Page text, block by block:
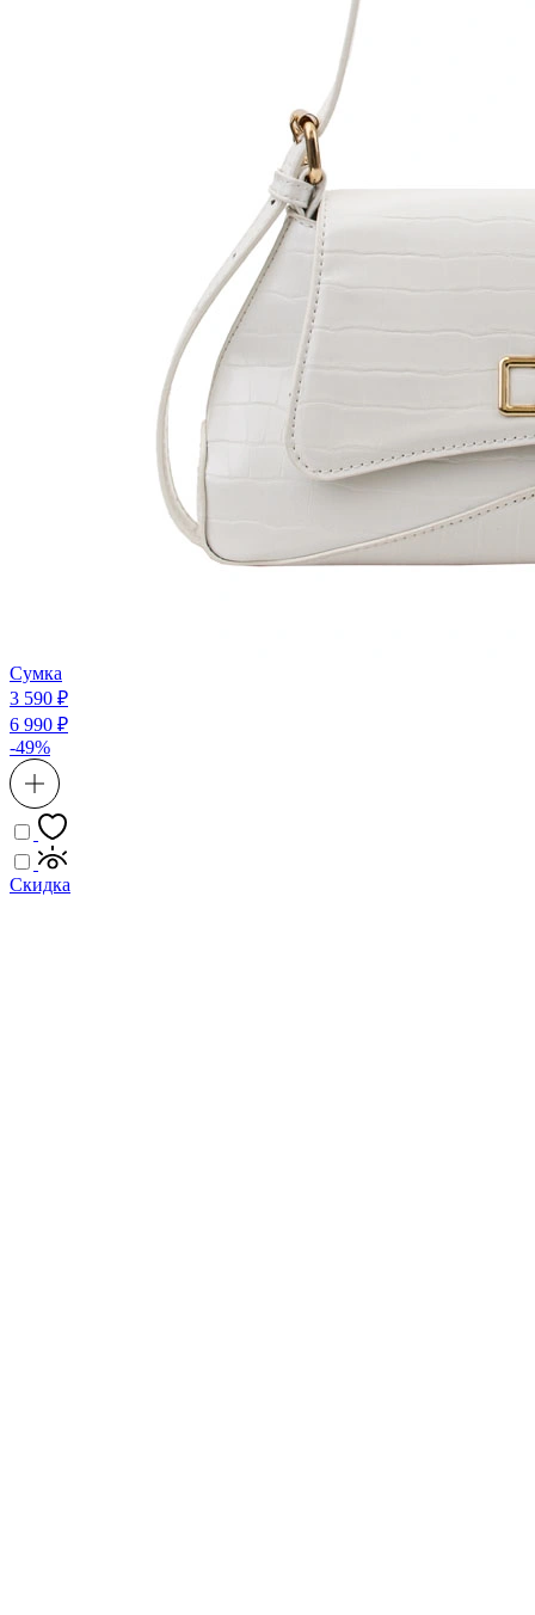
Сумка
3 590 ₽
6 990 ₽
-49%
Скидка